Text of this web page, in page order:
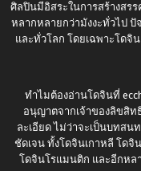
ศิลปินมีอิสระในการสร้างสรร
หลากหลายกว่ามังงะทั่วไป
และทั่วโลก โดยเฉพาะโดจิ
ทำไมต้องอ่านโดจินที่
อนุญาตจากเจ้าของลิขสิ
ละเอียด ไม่ว่าจะเป็นบทสน
ชัดเจน ทั้งโดจินเกาหลี โด
โดจินโรแมนติก และอีกหล